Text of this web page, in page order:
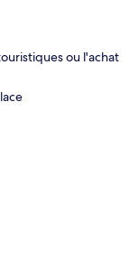
ou l'achat